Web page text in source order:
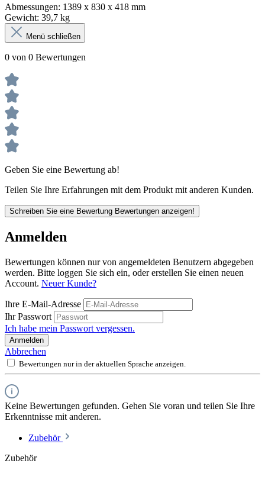
Abmessungen: 1389 x 830 x 418 mm
Gewicht: 39,7 kg
Menü schließen
0 von 0 Bewertungen
Geben Sie eine Bewertung ab!
Teilen Sie Ihre Erfahrungen mit dem Produkt mit anderen Kunden.
Schreiben Sie eine Bewertung Bewertungen anzeigen!
Anmelden
Bewertungen können nur von angemeldeten Benutzern abgegeben
werden. Bitte loggen Sie sich ein, oder erstellen Sie einen neuen
Account. Neuer Kunde?
Ihre E-Mail-Adresse
Ihr Passwort
Ich habe mein Passwort vergessen.
Anmelden
Abbrechen
Bewertungen nur in der aktuellen Sprache anzeigen.
Keine Bewertungen gefunden. Gehen Sie voran und teilen Sie Ihre
Erkenntnisse mit anderen.
Zubehör
Zubehör